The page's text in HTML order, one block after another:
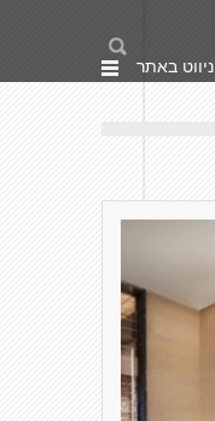
ניווט באתר